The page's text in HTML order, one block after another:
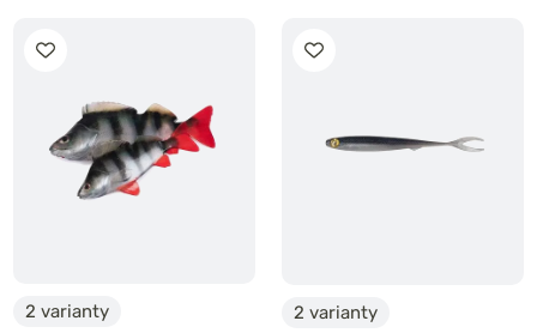
2 varianty
2 varianty